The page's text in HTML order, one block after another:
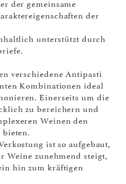
der gemeinsame
der
unterstützt durch
verschiedene Antipasti
Kombinationen ideal
Einerseits um die
zu bereichern und
Weinen den
ist so aufgebaut,
Weine zunehmend steigt,
hin zum kräftigen